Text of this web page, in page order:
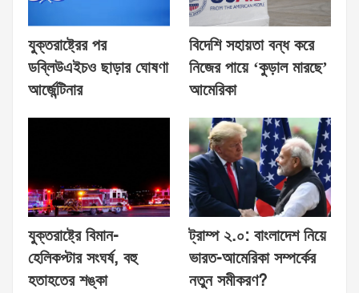
যুক্তরাষ্ট্রের পর
ডব্লিউএইচও ছাড়ার ঘোষণা
আর্জেন্টিনার
বিদেশি সহায়তা বন্ধ করে
নিজের পায়ে ‘কুড়াল মারছে’
আমেরিকা
যুক্তরাষ্ট্রে বিমান-
হেলিকপ্টার সংঘর্ষ, বহু
হতাহতের শঙ্কা
ট্রাম্প ২.০: বাংলাদেশ নিয়ে
ভারত-আমেরিকা সম্পর্কের
নতুন সমীকরণ?